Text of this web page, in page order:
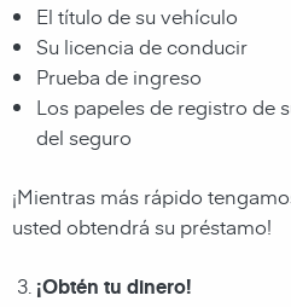
El título de su vehículo
Su licencia de conducir
Prueba de ingreso
Los papeles de registro de
del seguro
¡Mientras más rápido
usted obtendrá su préstamo!
¡Obtén tu dinero!